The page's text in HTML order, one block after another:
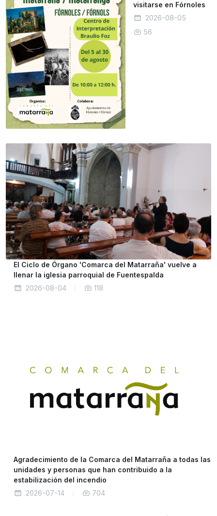
visitarse en Fórnoles
2026-08-05
56
El Ciclo de Órgano 'Comarca del Matarraña' vuelve a
llenar la iglesia parroquial de Fuentespalda
2026-08-04
118
Agradecimiento de la Comarca del Matarraña a todas las
unidades y personas que han contribuido a la
estabilización del incendio
2026-07-14
704